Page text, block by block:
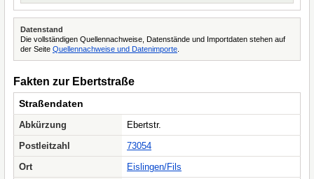
Datenstand
Die vollständigen Quellennachweise, Datenstände und Importdaten stehen auf
der Seite Quellennachweise und Datenimporte
Fakten zur Ebertstraße
Straßendaten
Abkürzung
Ebertstr.
Postleitzahl
73054
Ort
Eislingen/Fils